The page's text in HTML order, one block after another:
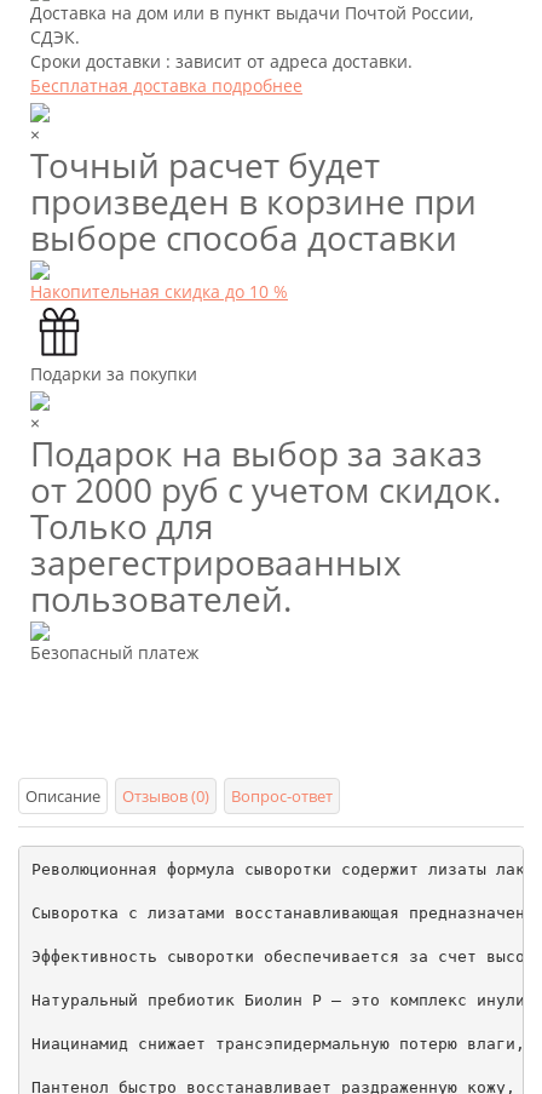
Доставка на дом или в пункт выдачи Почтой России,
СДЭК.
Сроки доставки : зависит от адреса доставки.
Бесплатная доставка подробнее
×
Точный расчет будет
произведен в корзине при
выборе способа доставки
Накопительная скидка до 10 %
Подарки за покупки
×
Подарок на выбор за заказ
от 2000 руб с учетом скидок.
Только для
зарегестрироваанных
пользователей.
Безопасный платеж
Описание Отзывов (0) Вопрос-ответ
Революционная формула сыворотки содержит лизаты
Сыворотка с лизатами восстанавливающая
Эффективность сыворотки обеспечивается за счет
Натуральный пребиотик Биолин Р – это комплекс
Ниацинамид снижает трансэпидермальную потерю
Пантенол быстро восстанавливает раздраженную кожу,